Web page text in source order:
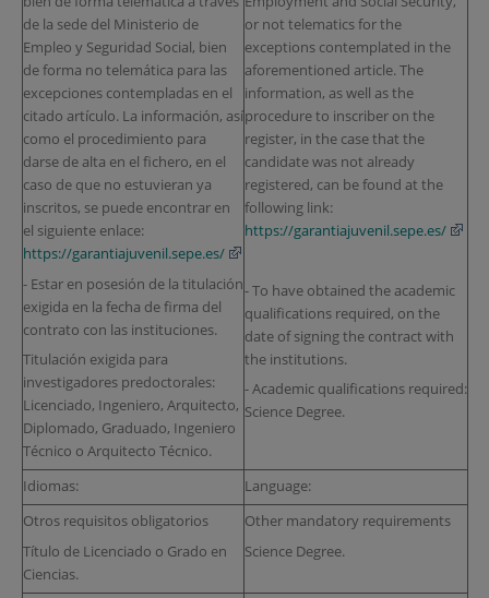
de la sede del Ministerio de
Empleo y Seguridad Social, bien
de forma no telemática para las
excepciones contempladas en el
citado artículo. La información, así
como el procedimiento para
darse de alta en el fichero, en el
caso de que no estuvieran ya
inscritos, se puede encontrar en
el siguiente enlace:
https://garantiajuvenil.sepe.es/
- Estar en posesión de la titulación
exigida en la fecha de firma del
contrato con las instituciones.
Titulación exigida para
investigadores predoctorales:
Licenciado, Ingeniero, Arquitecto,
Diplomado, Graduado, Ingeniero
Técnico o Arquitecto Técnico.
or not telematics for the
exceptions contemplated in the
aforementioned article. The
information, as well as the
procedure to inscriber on the
register, in the case that the
candidate was not already
registered, can be found at the
following link:
https://garantiajuvenil.sepe.es/
- To have obtained the academic
qualifications required, on the
date of signing the contract with
the institutions.
- Academic qualifications required:
Science Degree.
Idiomas:
Language:
Otros requisitos obligatorios
Título de Licenciado o Grado en
Ciencias.
Other mandatory requirements
Science Degree.